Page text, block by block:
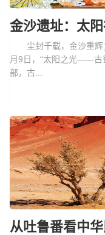
金沙遗址：太
尘封千载，金沙重辉
月9日，“太阳之光——古
部，古...
从吐鲁番看中